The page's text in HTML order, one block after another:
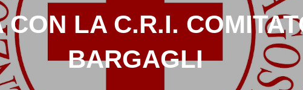
CON LA C.R.I.
BARGAGLI